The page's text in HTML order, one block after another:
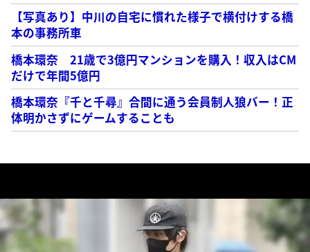
【写真あり】中川の自宅に慣れた様子で横付けする橋
本の事務所車
橋本環奈 21歳で3億円マンションを購入！収入はCM
だけで年間5億円
橋本環奈『千と千尋』合間に通う会員制人狼バー！正
体明かさずにゲームすることも